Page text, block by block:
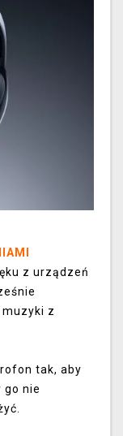
z urządzeń
muzyki z
tak, aby
go nie